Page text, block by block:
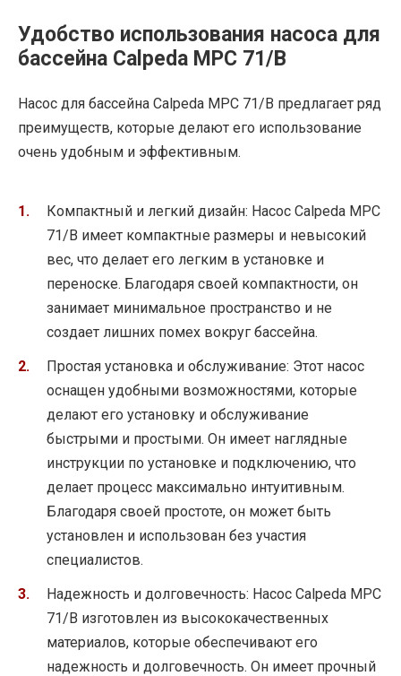
Удобство использования насоса для
бассейна Calpeda MPC 71/B
Насос для бассейна Calpeda MPC 71/B предлагает ряд
преимуществ, которые делают его использование
очень удобным и эффективным.
Компактный и легкий дизайн: Насос Calpeda MPC
71/B имеет компактные размеры и невысокий
вес, что делает его легким в установке и
переноске. Благодаря своей компактности, он
занимает минимальное пространство и не
создает лишних помех вокруг бассейна.
Простая установка и обслуживание: Этот насос
оснащен удобными возможностями, которые
делают его установку и обслуживание
быстрыми и простыми. Он имеет наглядные
инструкции по установке и подключению, что
делает процесс максимально интуитивным.
Благодаря своей простоте, он может быть
установлен и использован без участия
специалистов.
Надежность и долговечность: Насос Calpeda MPC
71/B изготовлен из высококачественных
материалов, которые обеспечивают его
надежность и долговечность. Он имеет прочный